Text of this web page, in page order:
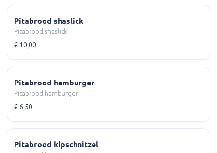
Pitabrood shaslick
Pitabrood shaslick
€ 10,00
Pitabrood hamburger
Pitabrood hamburger
€ 6,50
Pitabrood kipschnitzel